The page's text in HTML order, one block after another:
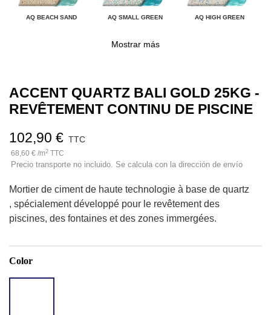
AQ BEACH SAND AQ SMALL GREEN AQ HIGH GREEN
Mostrar más
ACCENT QUARTZ BALI GOLD 25KG -
REVÊTEMENT CONTINU DE PISCINE
102,90 € TTC
68,60 € /m2 TTC
Precio transporte no incluido. Se calcula con la dirección de envío
Mortier de ciment de haute technologie à base de quartz
, spécialement développé pour le revêtement des
piscines, des fontaines et des zones immergées.
Color